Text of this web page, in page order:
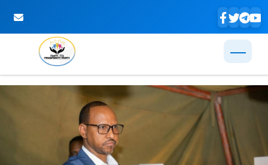
Skip to Main Content